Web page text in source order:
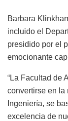
Barbara
incluido el
presidido por el
emocionante
“La Facultad de
convertirse en la
Ingeniería, se
excelencia de